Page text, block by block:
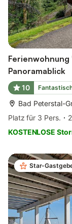
Ferienwohnung
Panoramablick
10
Bad Peterstal-
Platz für 3 Pers.
KOSTENLOSE
Star-